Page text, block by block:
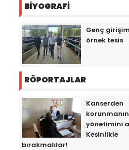
BİYOGRAFİ
Genç
örnek tesis
RÖPORTAJLAR
Kanserden
korunmanın
yönetimini
Kesinlikle
bırakmalılar!